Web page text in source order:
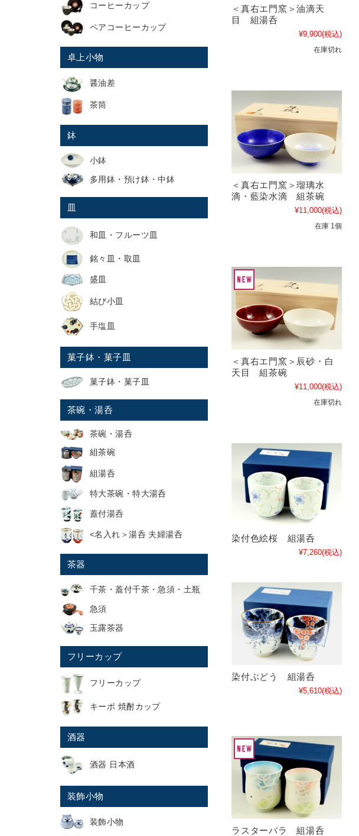
＜真右エ門窯＞油滴天
目 組湯呑
¥9,900(税込)
在庫切れ
＜真右エ門窯＞瑠璃水
滴・藍染水滴 組茶碗
¥11,000(税込)
在庫 1個
＜真右エ門窯＞辰砂・白
天目 組茶碗
¥11,000(税込)
在庫切れ
染付色絵桜 組湯呑
¥7,260(税込)
染付ぶどう 組湯呑
¥5,610(税込)
ラスターバラ 組湯呑
コーヒーカップ
ペアコーヒーカップ
卓上小物
醤油差
茶筒
鉢
小鉢
多用鉢・預け鉢・中鉢
皿
和皿・フルーツ皿
銘々皿・取皿
盛皿
結び小皿
手塩皿
菓子鉢・菓子皿
菓子鉢・菓子皿
茶碗・湯呑
茶碗・湯呑
組茶碗
組湯呑
特大茶碗・特大湯呑
蓋付湯呑
<名入れ＞湯呑 夫婦湯呑
茶器
千茶・蓋付千茶・急須・土瓶
急須
玉露茶器
フリーカップ
フリーカップ
キーポ 焼酎カップ
酒器
酒器 日本酒
装飾小物
装飾小物